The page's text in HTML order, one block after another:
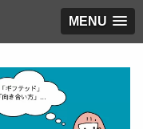
MENU